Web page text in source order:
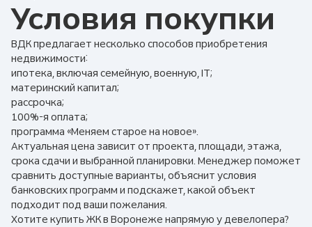
Условия покупки
ВДК предлагает несколько способов приобретения
недвижимости:
ипотека, включая семейную, военную, IT;
материнский капитал;
рассрочка;
100%-я оплата;
программа «Меняем старое на новое».
Актуальная цена зависит от проекта, площади, этажа,
срока сдачи и выбранной планировки. Менеджер поможет
сравнить доступные варианты, объяснит условия
банковских программ и подскажет, какой объект
подходит под ваши пожелания.
Хотите купить ЖК в Воронеже напрямую у девелопера?